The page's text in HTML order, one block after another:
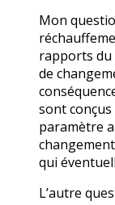
Mon
rapports du
de
sont
paramètre
qui
L’autre